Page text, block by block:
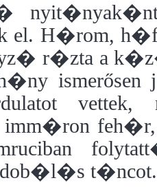
H�rom,
r�zta a
ismerősen
vettek,
feh�r,
t�ncot.